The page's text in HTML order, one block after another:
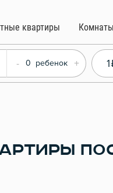
квартиры Комнаты
0 ребенок
- +